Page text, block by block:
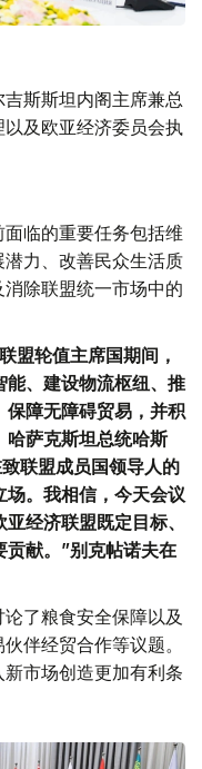
斯斯坦内阁主席兼总
及欧亚经济委员会执
临的重要任务包括维
力、改善民众生活质
除联盟统一市场中的
盟轮值主席国期间，
能、建设物流枢纽、推
保障无障碍贸易，并积
哈萨克斯坦总统哈斯
联盟成员国领导人的
。我相信，今天会议
经济联盟既定目标、
献。”别克帖诺夫在
了粮食安全保障以及
伴经贸合作等议题。
市场创造更加有利条